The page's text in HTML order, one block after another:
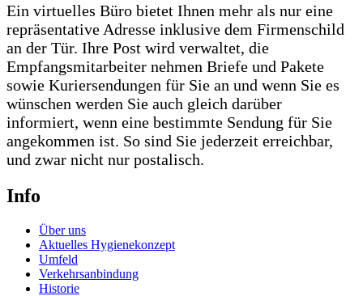
Ein virtuelles Büro bietet Ihnen mehr als nur eine
repräsentative Adresse inklusive dem Firmenschild
an der Tür. Ihre Post wird verwaltet, die
Empfangsmitarbeiter nehmen Briefe und Pakete
sowie Kuriersendungen für Sie an und wenn Sie es
wünschen werden Sie auch gleich darüber
informiert, wenn eine bestimmte Sendung für Sie
angekommen ist. So sind Sie jederzeit erreichbar,
und zwar nicht nur postalisch.
Info
Über uns
Aktuelles Hygienekonzept
Umfeld
Verkehrsanbindung
Historie